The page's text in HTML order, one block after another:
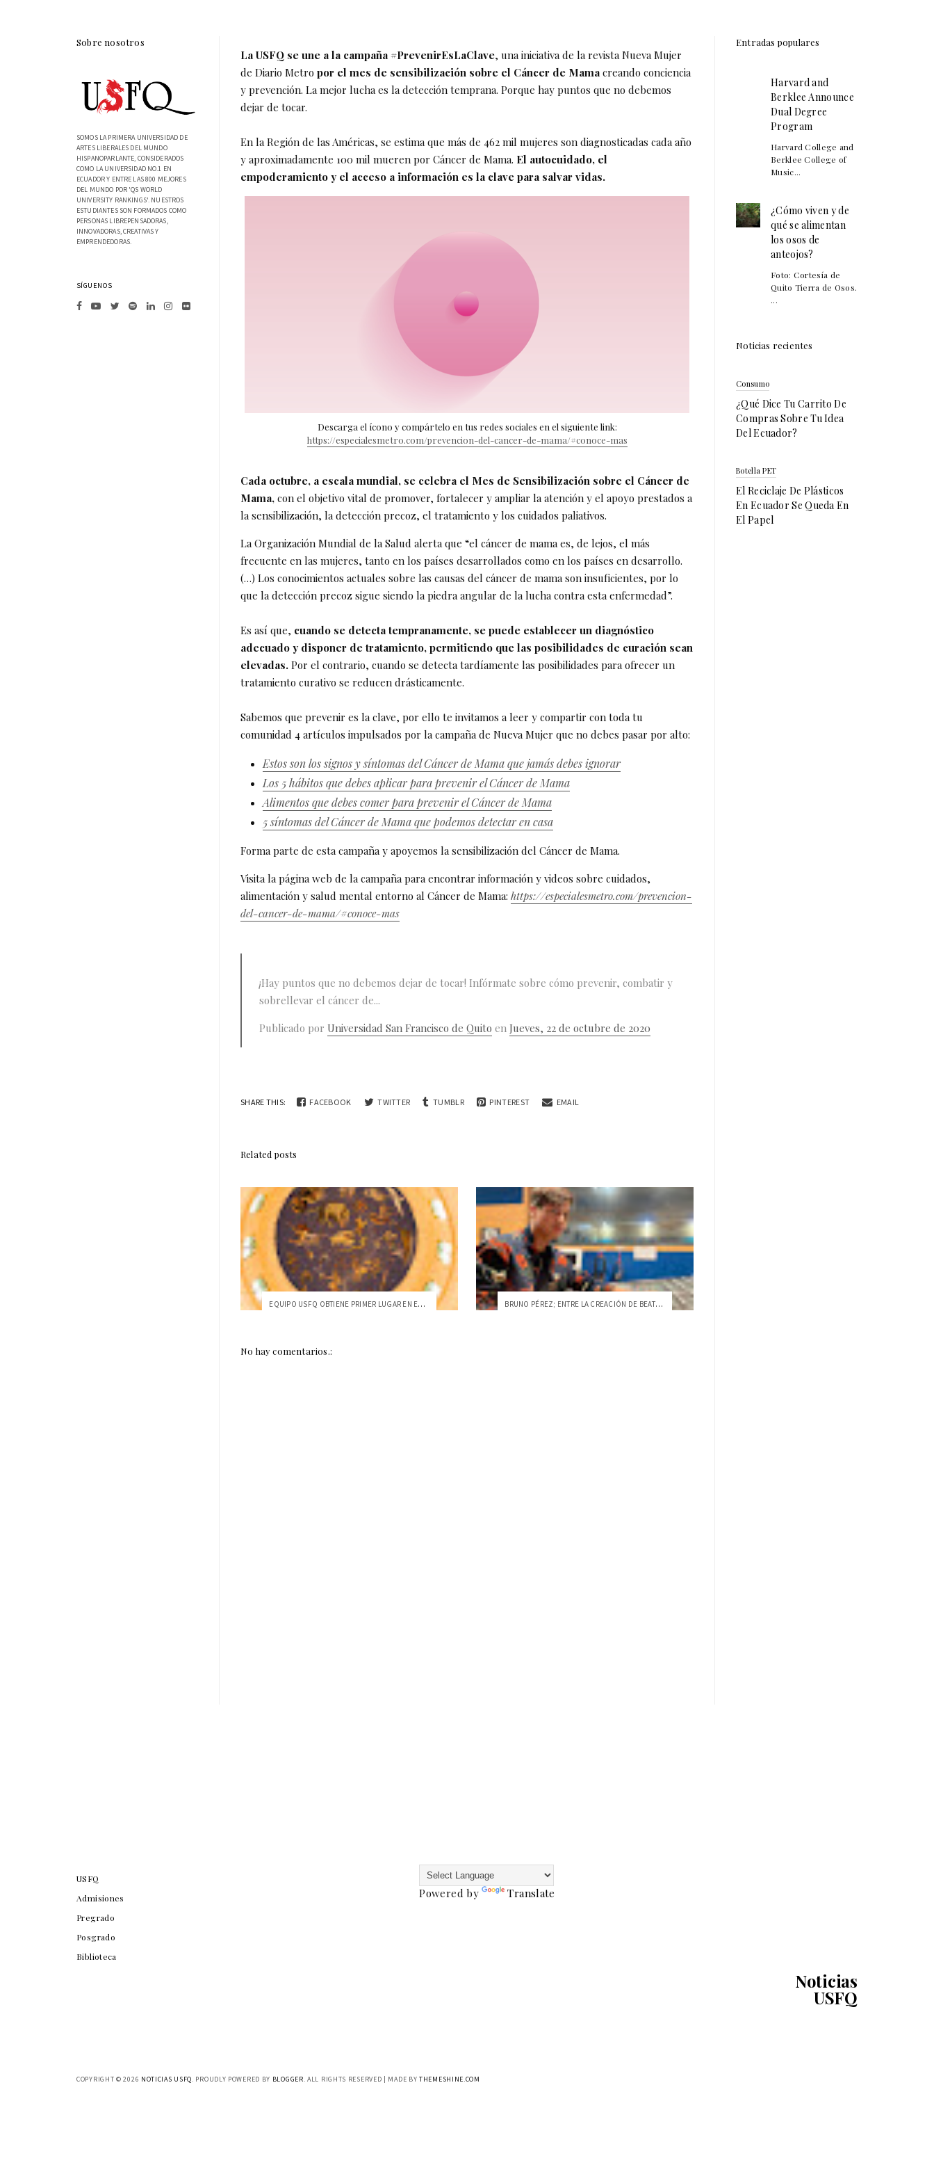
La USFQ se une a la campaña #PrevenirEsLaClave, una iniciativa de la revista Nueva Mujer
de Diario Metro por el mes de sensibilización sobre el Cáncer de Mama creando conciencia
y prevención. La mejor lucha es la detección temprana. Porque hay puntos que no debemos
dejar de tocar.
En la Región de las Américas, se estima que más de 462 mil mujeres son diagnosticadas cada año
y aproximadamente 100 mil mueren por Cáncer de Mama. El autocuidado, el
empoderamiento y el acceso a información es la clave para salvar vidas.
Descarga el ícono y compártelo en tus redes sociales en el siguiente link:
https://especialesmetro.com/prevencion-del-cancer-de-mama/#conoce-mas
Cada octubre, a escala mundial, se celebra el Mes de Sensibilización sobre el Cáncer de
Mama, con el objetivo vital de promover, fortalecer y ampliar la atención y el apoyo prestados a
la sensibilización, la detección precoz, el tratamiento y los cuidados paliativos.
La Organización Mundial de la Salud alerta que “el cáncer de mama es, de lejos, el más
frecuente en las mujeres, tanto en los países desarrollados como en los países en desarrollo.
(…) Los conocimientos actuales sobre las causas del cáncer de mama son insuficientes, por lo
que la detección precoz sigue siendo la piedra angular de la lucha contra esta enfermedad”.
Es así que, cuando se detecta tempranamente, se puede establecer un diagnóstico
adecuado y disponer de tratamiento, permitiendo que las posibilidades de curación sean
elevadas. Por el contrario, cuando se detecta tardíamente las posibilidades para ofrecer un
tratamiento curativo se reducen drásticamente.
Sabemos que prevenir es la clave, por ello te invitamos a leer y compartir con toda tu
comunidad 4 artículos impulsados por la campaña de Nueva Mujer que no debes pasar por alto:
Estos son los signos y síntomas del Cáncer de Mama que jamás debes ignorar
Los 5 hábitos que debes aplicar para prevenir el Cáncer de Mama
Alimentos que debes comer para prevenir el Cáncer de Mama
5 síntomas del Cáncer de Mama que podemos detectar en casa
Forma parte de esta campaña y apoyemos la sensibilización del Cáncer de Mama.
Visita la página web de la campaña para encontrar información y videos sobre cuidados,
alimentación y salud mental entorno al Cáncer de Mama: https://especialesmetro.com/prevencion-
del-cancer-de-mama/#conoce-mas
¡Hay puntos que no debemos dejar de tocar! Infórmate sobre cómo prevenir, combatir y
sobrellevar el cáncer de...
Publicado por Universidad San Francisco de Quito en Jueves, 22 de octubre de 2020
SHARE THIS: FACEBOOK TWITTER TUMBLR PINTEREST EMAIL
Related posts
EQUIPO USFQ OBTIENE PRIMER LUGAR EN EL I... BRUNO PÉREZ; ENTRE LA CREACIÓN DE BEATS ...
No hay comentarios.:
Sobre nosotros
SOMOS LA PRIMERA UNIVERSIDAD DE
ARTES LIBERALES DEL MUNDO
HISPANOPARLANTE, CONSIDERADOS
COMO LA UNIVERSIDAD NO.1 EN
ECUADOR Y ENTRE LAS 800 MEJORES
DEL MUNDO POR 'QS WORLD
UNIVERSITY RANKINGS'. NUESTROS
ESTUDIANTES SON FORMADOS COMO
PERSONAS LIBREPENSADORAS,
INNOVADORAS, CREATIVAS Y
EMPRENDEDORAS.
SÍGUENOS
Entradas populares
Harvard and
Berklee Announce
Dual Degree
Program
Harvard College and
Berklee College of
Music...
¿Cómo viven y de
qué se alimentan
los osos de
anteojos?
Foto: Cortesía de
Quito Tierra de Osos.
...
Noticias recientes
Consumo
¿Qué Dice Tu Carrito De
Compras Sobre Tu Idea
Del Ecuador?
Botella PET
El Reciclaje De Plásticos
En Ecuador Se Queda En
El Papel
USFQ
Admisiones
Pregrado
Posgrado
Biblioteca
Powered by Translate
Noticias
USFQ
COPYRIGHT ©2026 NOTICIAS USFQ. PROUDLY POWERED BY BLOGGER. ALL RIGHTS RESERVED | MADE BYTHEMESHINE.COM